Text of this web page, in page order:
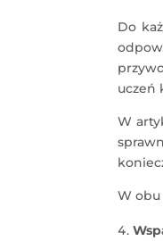
Do
uczeń
W
W